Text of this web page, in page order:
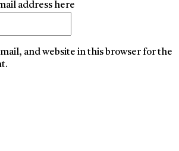
address here
and website in this browser for the